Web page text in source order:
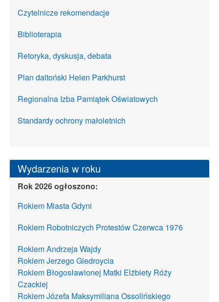
Czytelnicze rekomendacje
Biblioterapia
Retoryka, dyskusja, debata
Plan daltoński Helen Parkhurst
Regionalna Izba Pamiątek Oświatowych
Standardy ochrony małoletnich
Wydarzenia w roku
Rok 2026 ogłoszono:
Rokiem Miasta Gdyni
Rokiem Robotniczych Protestów Czerwca 1976
Rokiem Andrzeja Wajdy
Rokiem Jerzego Giedroycia
Rokiem Błogosławionej Matki Elżbiety Róży
Czackiej
Rokiem Józefa Maksymiliana Ossolińskiego